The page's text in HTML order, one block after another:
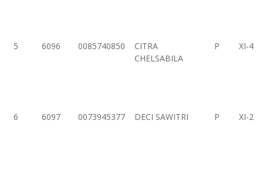
5 6096 0085740850
CITRA
CHELSABILA
P XI-4
6 6097 0073945377 DECI SAWITRI P XI-2